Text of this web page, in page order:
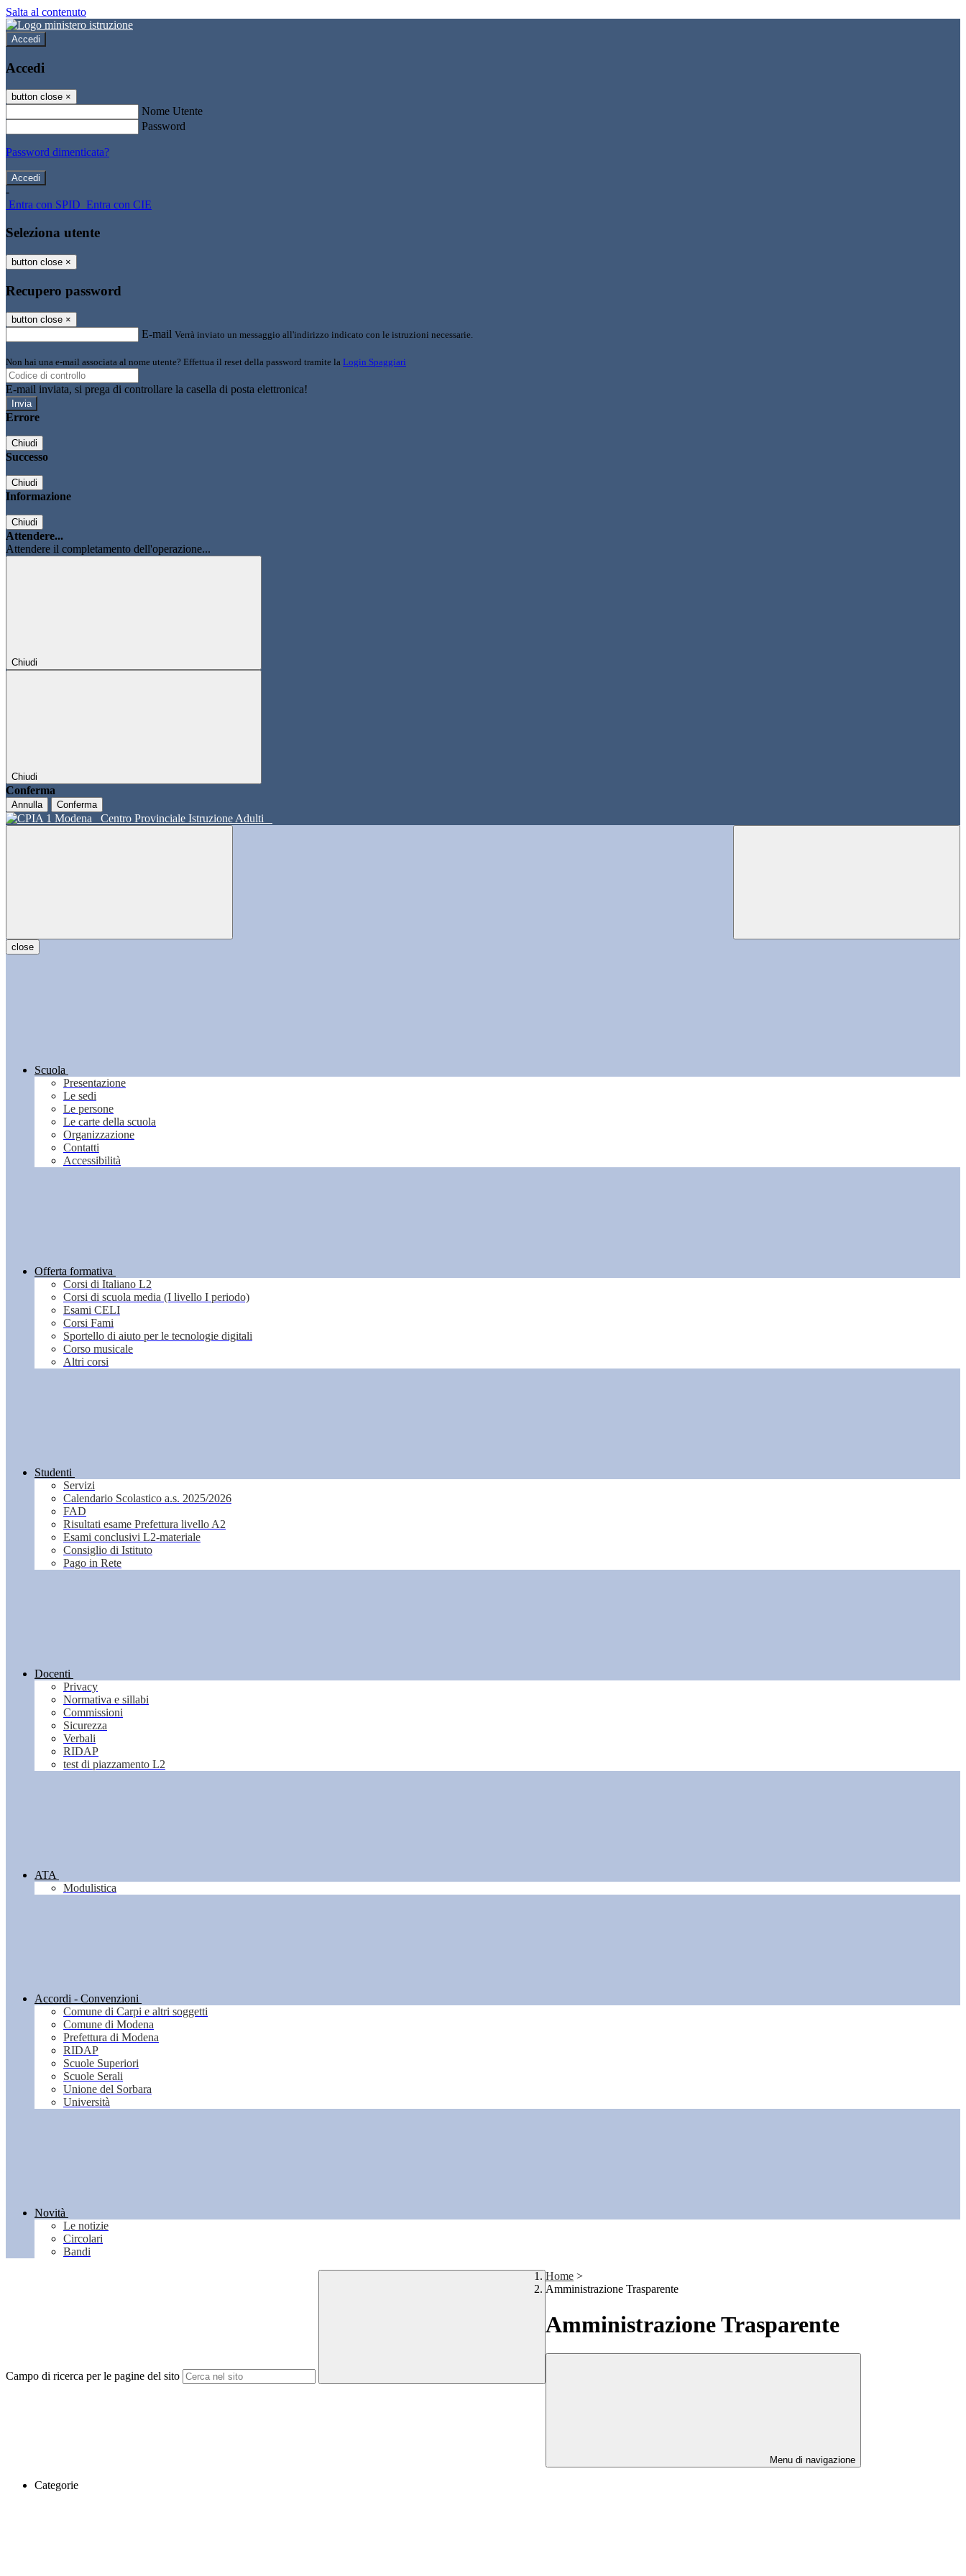
Salta al contenuto
Accedi
Accedi
button close ×
Nome Utente
Password
Password dimenticata?
-
Entra con SPID Entra con CIE
Seleziona utente
button close ×
Recupero password
button close ×
E-mail Verrà inviato un messaggio all'indirizzo indicato con le istruzioni necessarie.
Non hai una e-mail associata al nome utente? Effettua il reset della password tramite la Login Spaggiari
E-mail inviata, si prega di controllare la casella di posta elettronica!
Errore
Chiudi
Successo
Chiudi
Informazione
Chiudi
Attendere...
Attendere il completamento dell'operazione...
Chiudi
Chiudi
Conferma
Annulla Conferma
Centro Provinciale Istruzione Adulti
close
Scuola
Presentazione
Le sedi
Le persone
Le carte della scuola
Organizzazione
Contatti
Accessibilità
Offerta formativa
Corsi di Italiano L2
Corsi di scuola media (I livello I periodo)
Esami CELI
Corsi Fami
Sportello di aiuto per le tecnologie digitali
Corso musicale
Altri corsi
Studenti
Servizi
Calendario Scolastico a.s. 2025/2026
FAD
Risultati esame Prefettura livello A2
Esami conclusivi L2-materiale
Consiglio di Istituto
Pago in Rete
Docenti
Privacy
Normativa e sillabi
Commissioni
Sicurezza
Verbali
RIDAP
test di piazzamento L2
ATA
Modulistica
Accordi - Convenzioni
Comune di Carpi e altri soggetti
Comune di Modena
Prefettura di Modena
RIDAP
Scuole Superiori
Scuole Serali
Unione del Sorbara
Università
Novità
Le notizie
Circolari
Bandi
Campo di ricerca per le pagine del sito
Home >
Amministrazione Trasparente
Amministrazione Trasparente
Menu di navigazione
Categorie